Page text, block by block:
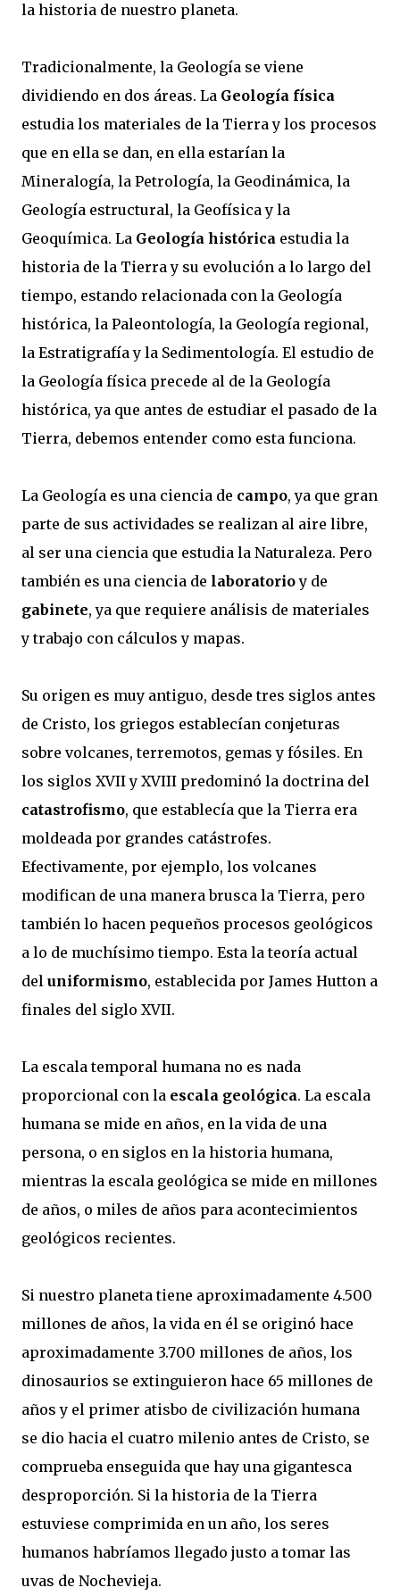
la historia de nuestro planeta.
Tradicionalmente, la Geología se viene
dividiendo en dos áreas. La Geología física
estudia los materiales de la Tierra y los procesos
que en ella se dan, en ella estarían la
Mineralogía, la Petrología, la Geodinámica, la
Geología estructural, la Geofísica y la
Geoquímica. La Geología histórica estudia la
historia de la Tierra y su evolución a lo largo del
tiempo, estando relacionada con la Geología
histórica, la Paleontología, la Geología regional,
la Estratigrafía y la Sedimentología. El estudio de
la Geología física precede al de la Geología
histórica, ya que antes de estudiar el pasado de la
Tierra, debemos entender como esta funciona.
La Geología es una ciencia de campo, ya que gran
parte de sus actividades se realizan al aire libre,
al ser una ciencia que estudia la Naturaleza. Pero
también es una ciencia de laboratorioy de
gabinete, ya que requiere análisis de materiales
y trabajo con cálculos y mapas.
Su origen es muy antiguo, desde tres siglos antes
de Cristo, los griegos establecían conjeturas
sobre volcanes, terremotos, gemas y fósiles. En
los siglos XVII y XVIII predominó la doctrina del
catastrofismo, que establecía que la Tierra era
moldeada por grandes catástrofes.
Efectivamente, por ejemplo, los volcanes
modifican de una manera brusca la Tierra, pero
también lo hacen pequeños procesos geológicos
a lo de muchísimo tiempo. Esta la teoría actual
del uniformismo, establecida por James Hutton a
finales del siglo XVII.
La escala temporal humana no es nada
proporcional con la escala geológica. La escala
humana se mide en años, en la vida de una
persona, o en siglos en la historia humana,
mientras la escala geológica se mide en millones
de años, o miles de años para acontecimientos
geológicos recientes.
Si nuestro planeta tiene aproximadamente 4.500
millones de años, la vida en él se originó hace
aproximadamente 3.700 millones de años, los
dinosaurios se extinguieron hace 65 millones de
años y el primer atisbo de civilización humana
se dio hacia el cuatro milenio antes de Cristo, se
comprueba enseguida que hay una gigantesca
desproporción. Si la historia de la Tierra
estuviese comprimida en un año, los seres
humanos habríamos llegado justo a tomar las
uvas de Nochevieja.